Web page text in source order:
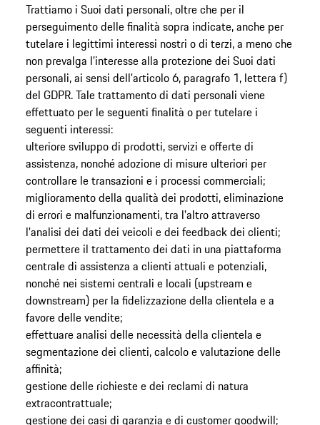
Trattiamo i Suoi dati personali, oltre che per il
perseguimento delle finalità sopra indicate, anche per
tutelare i legittimi interessi nostri o di terzi, a meno che
non prevalga l’interesse alla protezione dei Suoi dati
personali, ai sensi dell'articolo 6, paragrafo 1, lettera f)
del GDPR. Tale trattamento di dati personali viene
effettuato per le seguenti finalità o per tutelare i
seguenti interessi:
ulteriore sviluppo di prodotti, servizi e offerte di
assistenza, nonché adozione di misure ulteriori per
controllare le transazioni e i processi commerciali;
miglioramento della qualità dei prodotti, eliminazione
di errori e malfunzionamenti, tra l'altro attraverso
l'analisi dei dati dei veicoli e dei feedback dei clienti;
permettere il trattamento dei dati in una piattaforma
centrale di assistenza a clienti attuali e potenziali,
nonché nei sistemi centrali e locali (upstream e
downstream) per la fidelizzazione della clientela e a
favore delle vendite;
effettuare analisi delle necessità della clientela e
segmentazione dei clienti, calcolo e valutazione delle
affinità;
gestione delle richieste e dei reclami di natura
extracontrattuale;
gestione dei casi di garanzia e di customer goodwill;